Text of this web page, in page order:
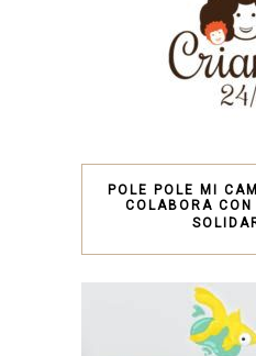
POLE POLE MI
COLABORA